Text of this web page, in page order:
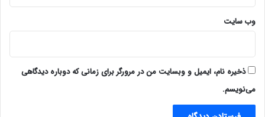
وب‌ سایت
ذخیره نام، ایمیل و وبسایت من در مرورگر برای زمانی که دوباره دیدگاهی
می‌نویسم.